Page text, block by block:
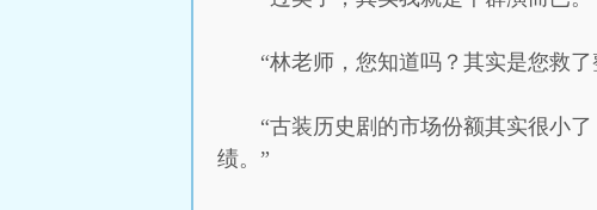
“林老师，您知道吗？其实是您救
“古装历史剧的市场份额其实很小
绩。”